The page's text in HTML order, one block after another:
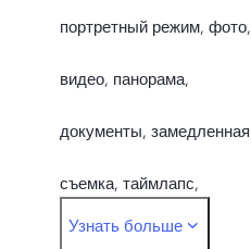
портретный режим, фото,
видео, панорама,
документы, замедленная
съемка, таймлапс,
профессиональный
Узнать больше